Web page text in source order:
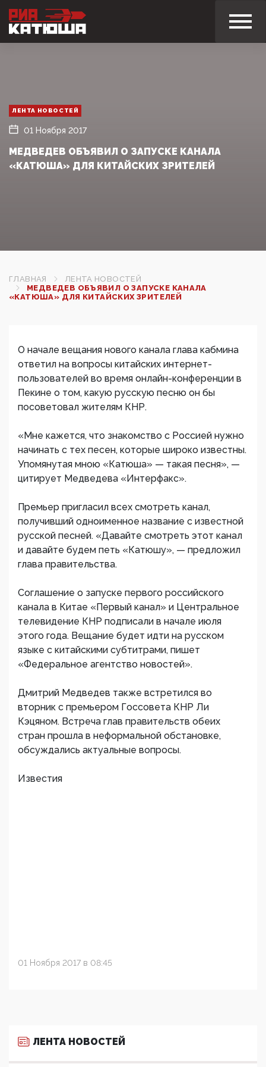
ЛЕНТА НОВОСТЕЙ
01 Ноября 2017
МЕДВЕДЕВ ОБЪЯВИЛ О ЗАПУСКЕ КАНАЛА
«КАТЮША» ДЛЯ КИТАЙСКИХ ЗРИТЕЛЕЙ‍
ГЛАВНАЯ
ЛЕНТА НОВОСТЕЙ
МЕДВЕДЕВ ОБЪЯВИЛ О ЗАПУСКЕ КАНАЛА
«КАТЮША» ДЛЯ КИТАЙСКИХ ЗРИТЕЛЕЙ‍
О начале вещания нового канала глава кабмина
ответил на вопросы китайских интернет-
пользователей во время онлайн-конференции в
Пекине о том, какую русскую песню он бы
посоветовал жителям КНР.
«Мне кажется, что знакомство с Россией нужно
начинать с тех песен, которые широко известны.
Упомянутая мною «Катюша» — такая песня», —
цитирует Медведева «Интерфакс».
Премьер пригласил всех смотреть канал,
получивший одноименное название с известной
русской песней. «Давайте смотреть этот канал
и давайте будем петь «Катюшу», — предложил
глава правительства.
Соглашение о запуске первого российского
канала в Китае «Первый канал» и Центральное
телевидение КНР подписали в начале июля
этого года. Вещание будет идти на русском
языке с китайскими субтитрами, пишет
«Федеральное агентство новостей».
Дмитрий Медведев также встретился во
вторник с премьером Госсовета КНР Ли
Кэцяном. Встреча глав правительств обеих
стран прошла в неформальной обстановке,
обсуждались актуальные вопросы.
Известия
01 Ноября 2017 в 08:45
ЛЕНТА НОВОСТЕЙ